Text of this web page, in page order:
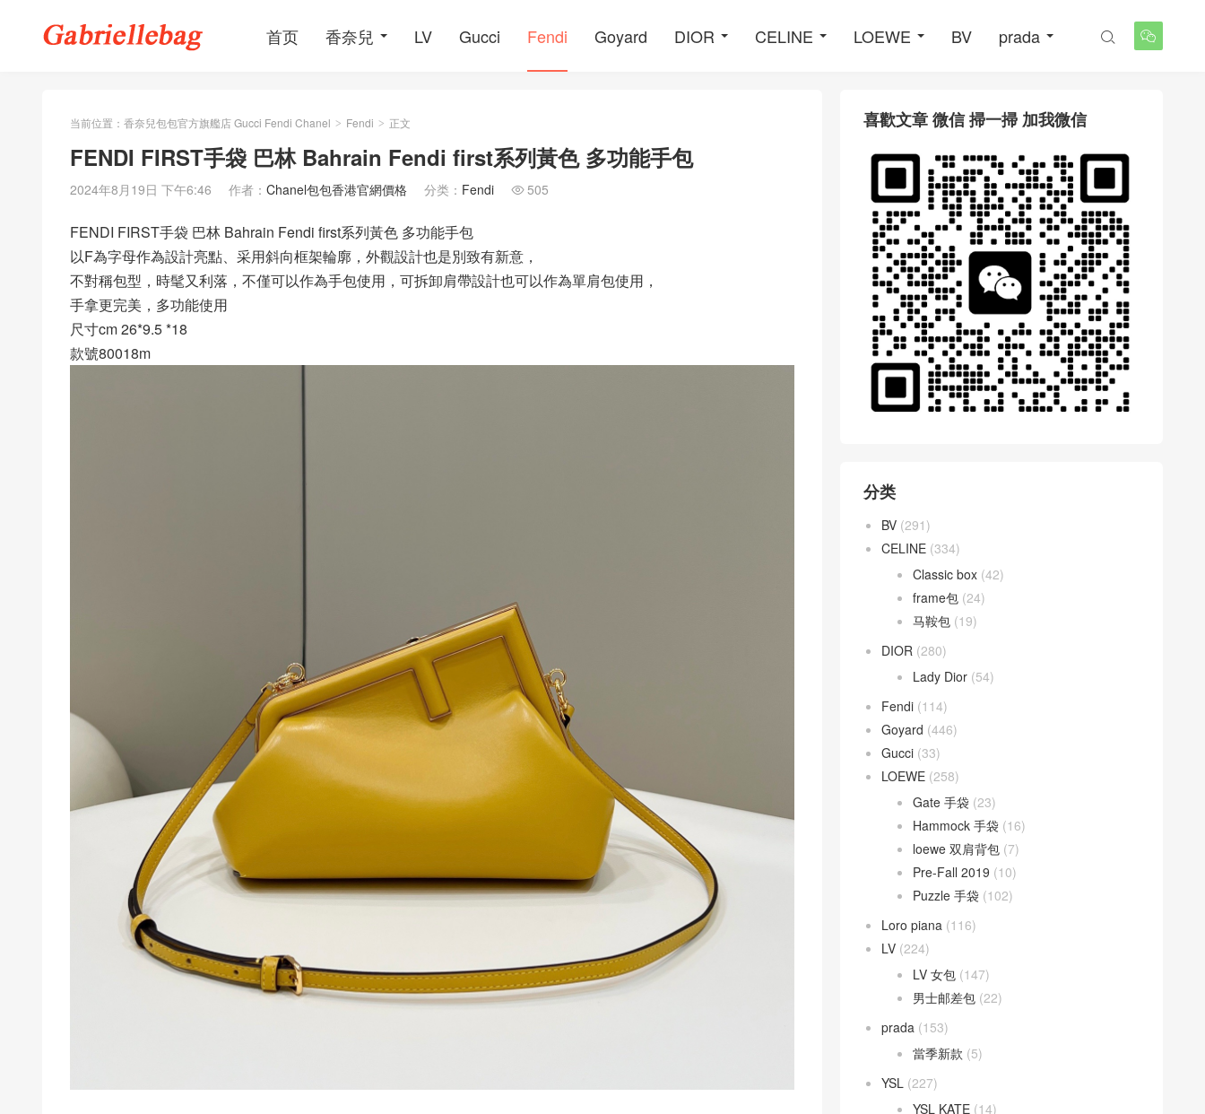
首页 香奈兒 LV Gucci Fendi Goyard DIOR CELINE LOEWE BV prada 

当前位置： 香奈兒包包官方旗艦店 Gucci Fendi Chanel > Fendi > 正文
FENDI FIRST手袋 巴林 Bahrain Fendi first系列黃色 多功能手包
2024年8月19日 下午6:46 作者： Chanel包包香港官網價格 分类： Fendi  505
FENDI FIRST手袋 巴林 Bahrain Fendi first系列黃色 多功能手包
以F為字母作為設計亮點、采用斜向框架輪廓，外觀設計也是別致有新意，
不對稱包型，時髦又利落，不僅可以作為手包使用，可拆卸肩帶設計也可以作為單肩包使用，
手拿更完美，多功能使用
尺寸cm 26*9.5 *18
款號80018m
喜歡文章 微信 掃一掃 加我微信
分类
BV (291)
CELINE (334)
Classic box (42)
frame包 (24)
马鞍包 (19)
DIOR (280)
Lady Dior (54)
Fendi (114)
Goyard (446)
Gucci (33)
LOEWE (258)
Gate 手袋 (23)
Hammock 手袋 (16)
loewe 双肩背包 (7)
Pre-Fall 2019 (10)
Puzzle 手袋 (102)
Loro piana (116)
LV (224)
LV 女包 (147)
男士邮差包 (22)
prada (153)
當季新款 (5)
YSL (227)
YSL KATE (14)